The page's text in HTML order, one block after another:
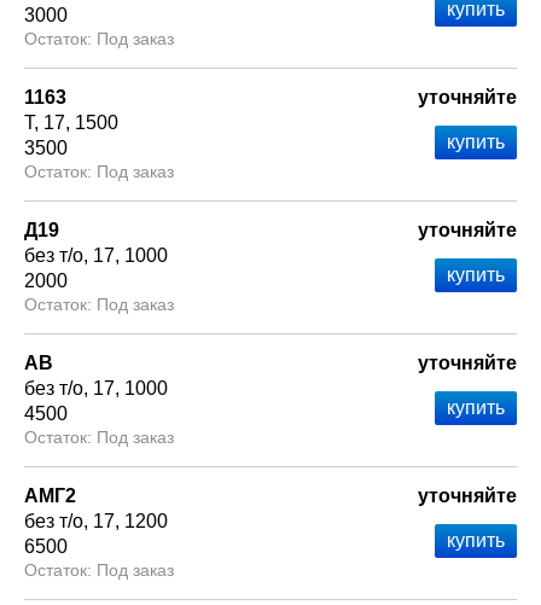
3000
Под заказ
1163
Т 17 1500
3500
Под заказ
уточняйте
Д19
без т/о 17 1000
2000
Под заказ
уточняйте
АВ
без т/о 17 1000
4500
Под заказ
уточняйте
АМГ2
без т/о 17 1200
6500
Под заказ
уточняйте